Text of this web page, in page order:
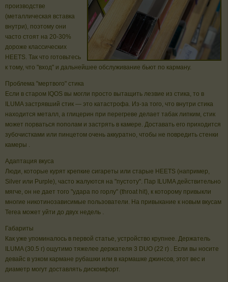
производстве
(металлическая вставка
внутри), поэтому они
часто стоят на 20-30%
дороже классических
HEETS. Так что готовьтесь
к тому, что "вход" и дальнейшее обслуживание бьют по карману.
Проблема "мертвого" стика
Если в старом IQOS вы могли просто вытащить лезвие из стика, то в
ILUMA застрявший стик — это катастрофа. Из-за того, что внутри стика
находится металл, а глицерин при перегреве делает табак липким, стик
может порваться пополам и застрять в камере. Доставать его приходится
зубочистками или пинцетом очень аккуратно, чтобы не повредить стенки
камеры .
Адаптация вкуса
Люди, которые курят крепкие сигареты или старые HEETS (например,
Silver или Purple), часто жалуются на "пустоту". Пар ILUMA действительно
мягче, он не дает того "удара по горлу" (throat hit), к которому привыкли
многие никотинозависимые пользователи. На привыкание к новым вкусам
Terea может уйти до двух недель .
Габариты
Как уже упоминалось в первой статье, устройство крупнее. Держатель
ILUMA (30.5 г) ощутимо тяжелее держателя 3 DUO (22 г) . Если вы носите
девайс в узком кармане рубашки или в кармашке джинсов, этот вес и
диаметр могут доставлять дискомфорт.